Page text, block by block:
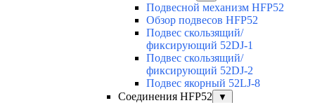
Подвесной механизм HFP52
Обзор подвесов HFP52
Подвес скользящий/
фиксирующий 52DJ-1
Подвес скользящий/
фиксирующий 52DJ-2
Подвес якорный 52LJ-8
Соединения HFP52
▼